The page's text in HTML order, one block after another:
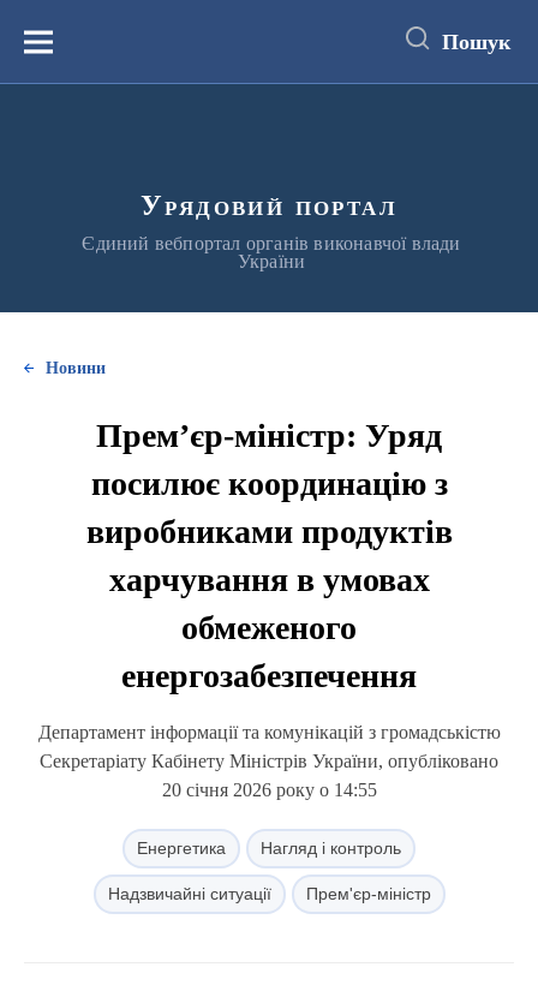
вмістуМеню Пошук
Урядовий портал
Єдиний вебпортал органів виконавчої влади
України
Новини
Прем’єр-міністр: Уряд
посилює координацію з
виробниками продуктів
харчування в умовах
обмеженого
енергозабезпечення
Департамент інформації та комунікацій з громадськістю
Секретаріату Кабінету Міністрів України, опубліковано
20 січня 2026 року о 14:55
Енергетика Нагляд і контроль
Надзвичайні ситуації Прем'єр-міністр